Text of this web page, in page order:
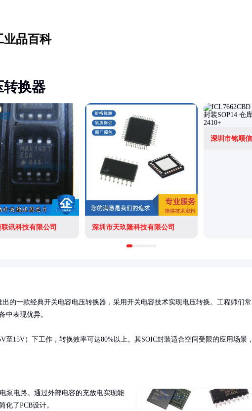
业品百科
转换器
讯科技有限公司 深圳市天玖隆科技有限公司
深圳市铭顺
出的一款经典开关电容电压转换器，采用开关电容技术实现电压转换。工程师们常
中表现优异。
至15V）下工作，转换效率可达80%以上。其SOIC封装适合空间受限的应用场景
泵电路。通过外部电容的充放电实现能
了PCB设计。